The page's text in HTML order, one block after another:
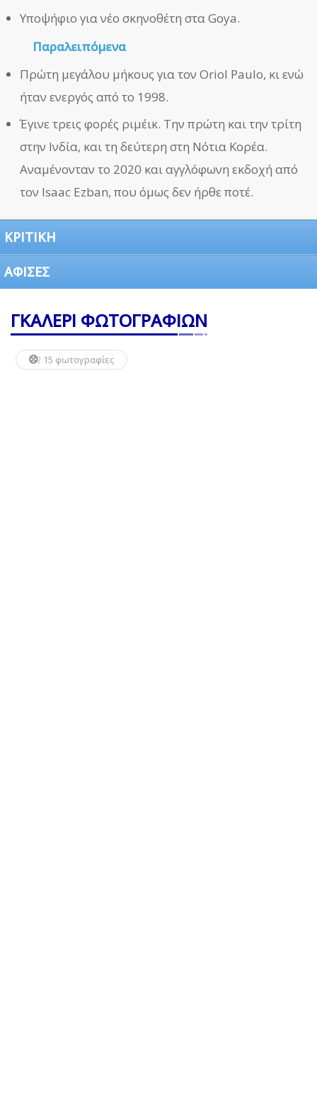
Υποψήφιο για νέο σκηνοθέτη στα Goya.
Παραλειπόμενα
Πρώτη μεγάλου μήκους για τον Oriol Paulo, κι ενώ
ήταν ενεργός από το 1998.
Έγινε τρεις φορές ριμέικ. Την πρώτη και την τρίτη
στην Ινδία, και τη δεύτερη στη Νότια Κορέα.
Αναμένονταν το 2020 και αγγλόφωνη εκδοχή από
τον Isaac Ezban, που όμως δεν ήρθε ποτέ.
ΚΡΙΤΙΚΗ
ΑΦΙΣΕΣ
ΓΚΑΛΕΡΙ ΦΩΤΟΓΡΑΦΙΩΝ
15 φωτογραφίες